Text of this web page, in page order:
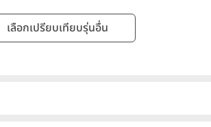
เลือกเปรียบเทียบรุ่นอื่น